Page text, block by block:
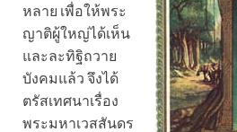
หลาย เพื่อให้พระ
ญาติผู้ใหญ่ได้เห็น
และละทิฐิถวาย
บังคมแล้ว จึงได้
ตรัสเทศนาเรื่อง
พระมหาเวสสันดร